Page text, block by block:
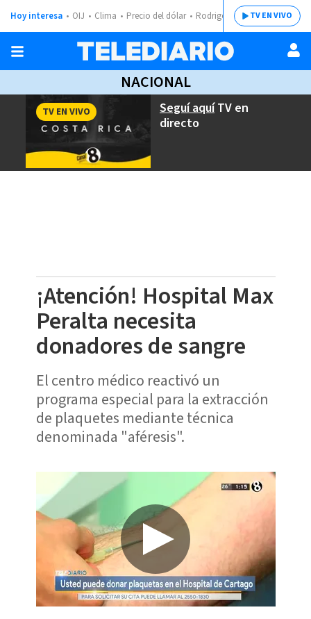
Hoy interesa OIJ Clima Precio del dólar Rodrigo ChavesTV EN VIVO
NACIONAL
Seguí aquíTV en
directo
TV EN VIVO
¡Atención! Hospital Max
Peralta necesita
donadores de sangre
El centro médico reactivó un
programa especial para la extracción
de plaquetes mediante técnica
denominada "aféresis".